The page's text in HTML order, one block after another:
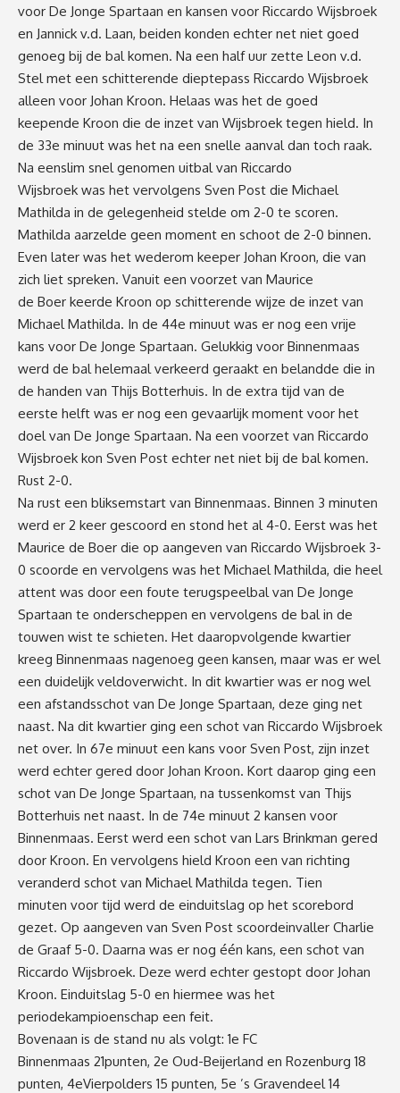
voor De Jonge Spartaan en kansen voor Riccardo Wijsbroek
en Jannick v.d. Laan, beiden konden echter net niet goed
genoeg bij de bal komen. Na een half uur zette Leon v.d.
Stel met een schitterende dieptepass Riccardo Wijsbroek
alleen voor Johan Kroon. Helaas was het de goed
keepende Kroon die de inzet van Wijsbroek tegen hield. In
de 33e minuut was het na een snelle aanval dan toch raak.
Na eenslim snel genomen uitbal van Riccardo
Wijsbroek was het vervolgens Sven Post die Michael
Mathilda in de gelegenheid stelde om 2-0 te scoren.
Mathilda aarzelde geen moment en schoot de 2-0 binnen.
Even later was het wederom keeper Johan Kroon, die van
zich liet spreken. Vanuit een voorzet van Maurice
de Boer keerde Kroon op schitterende wijze de inzet van
Michael Mathilda. In de 44e minuut was er nog een vrije
kans voor De Jonge Spartaan. Gelukkig voor Binnenmaas
werd de bal helemaal verkeerd geraakt en belandde die in
de handen van Thijs Botterhuis. In de extra tijd van de
eerste helft was er nog een gevaarlijk moment voor het
doel van De Jonge Spartaan. Na een voorzet van Riccardo
Wijsbroek kon Sven Post echter net niet bij de bal komen.
Rust 2-0.
Na rust een bliksemstart van Binnenmaas. Binnen 3 minuten
werd er 2 keer gescoord en stond het al 4-0. Eerst was het
Maurice de Boer die op aangeven van Riccardo Wijsbroek 3-
0 scoorde en vervolgens was het Michael Mathilda, die heel
attent was door een foute terugspeelbal van De Jonge
Spartaan te onderscheppen en vervolgens de bal in de
touwen wist te schieten. Het daaropvolgende kwartier
kreeg Binnenmaas nagenoeg geen kansen, maar was er wel
een duidelijk veldoverwicht. In dit kwartier was er nog wel
een afstandsschot van De Jonge Spartaan, deze ging net
naast. Na dit kwartier ging een schot van Riccardo Wijsbroek
net over. In 67e minuut een kans voor Sven Post, zijn inzet
werd echter gered door Johan Kroon. Kort daarop ging een
schot van De Jonge Spartaan, na tussenkomst van Thijs
Botterhuis net naast. In de 74e minuut 2 kansen voor
Binnenmaas. Eerst werd een schot van Lars Brinkman gered
door Kroon. En vervolgens hield Kroon een van richting
veranderd schot van Michael Mathilda tegen. Tien
minuten voor tijd werd de einduitslag op het scorebord
gezet. Op aangeven van Sven Post scoordeinvaller Charlie
de Graaf 5-0. Daarna was er nog één kans, een schot van
Riccardo Wijsbroek. Deze werd echter gestopt door Johan
Kroon. Einduitslag 5-0 en hiermee was het
periodekampioenschap een feit.
Bovenaan is de stand nu als volgt: 1e FC
Binnenmaas 21punten, 2e Oud-Beijerland en Rozenburg 18
punten, 4eVierpolders 15 punten, 5e ’s Gravendeel 14